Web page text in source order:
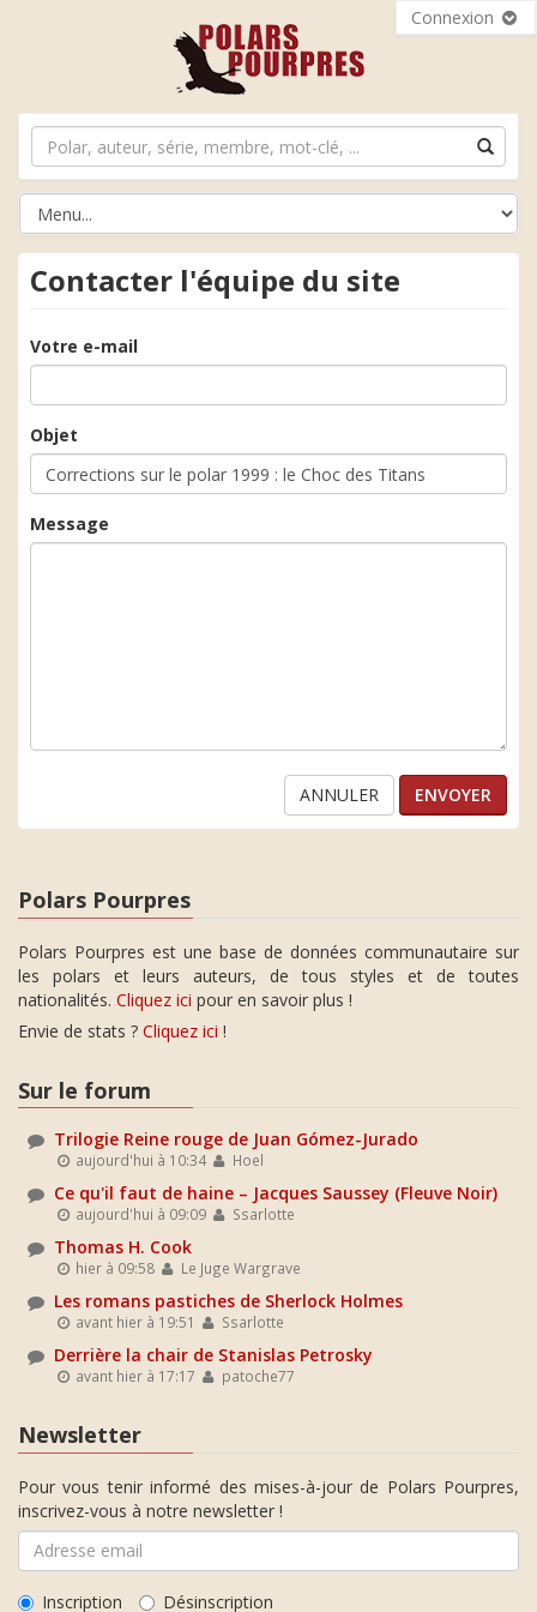
Connexion
Contacter l'équipe du site
Votre e-mail
Objet
Message
ANNULER
Polars Pourpres
Polars Pourpres est une base de données communautaire sur
les polars et leurs auteurs, de tous styles et de toutes
nationalités. Cliquez ici pour en savoir plus !
Envie de stats ? Cliquez ici !
Sur le forum
Trilogie Reine rouge de Juan Gómez-Jurado
aujourd'hui à 10:34 Hoel
Ce qu'il faut de haine – Jacques Saussey (Fleuve Noir)
aujourd'hui à 09:09 Ssarlotte
Thomas H. Cook
hier à 09:58 Le Juge Wargrave
Les romans pastiches de Sherlock Holmes
avant hier à 19:51 Ssarlotte
Derrière la chair de Stanislas Petrosky
avant hier à 17:17 patoche77
Newsletter
Pour vous tenir informé des mises-à-jour de Polars Pourpres,
inscrivez-vous à notre newsletter !
Inscription Désinscription